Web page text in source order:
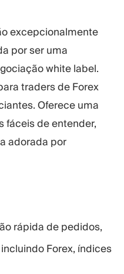
excepcionalmente
por ser uma
white label.
traders de Forex
Oferece uma
fáceis de entender,
adorada por
rápida de pedidos,
Forex, índices